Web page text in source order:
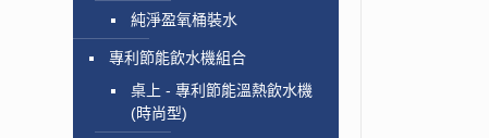
純淨盈氧桶裝水
專利節能飲水機組合
桌上 - 專利節能溫熱飲水機
(時尚型)